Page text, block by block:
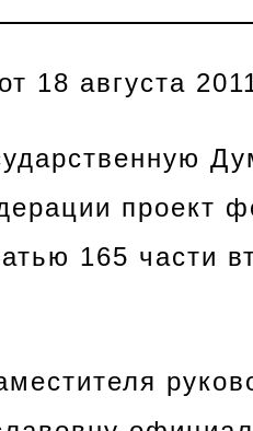
18 августа
проект
165 части